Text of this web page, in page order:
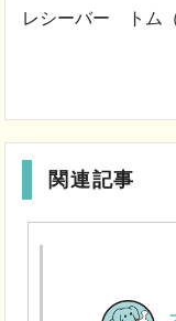
レシーバー ト
関連記事